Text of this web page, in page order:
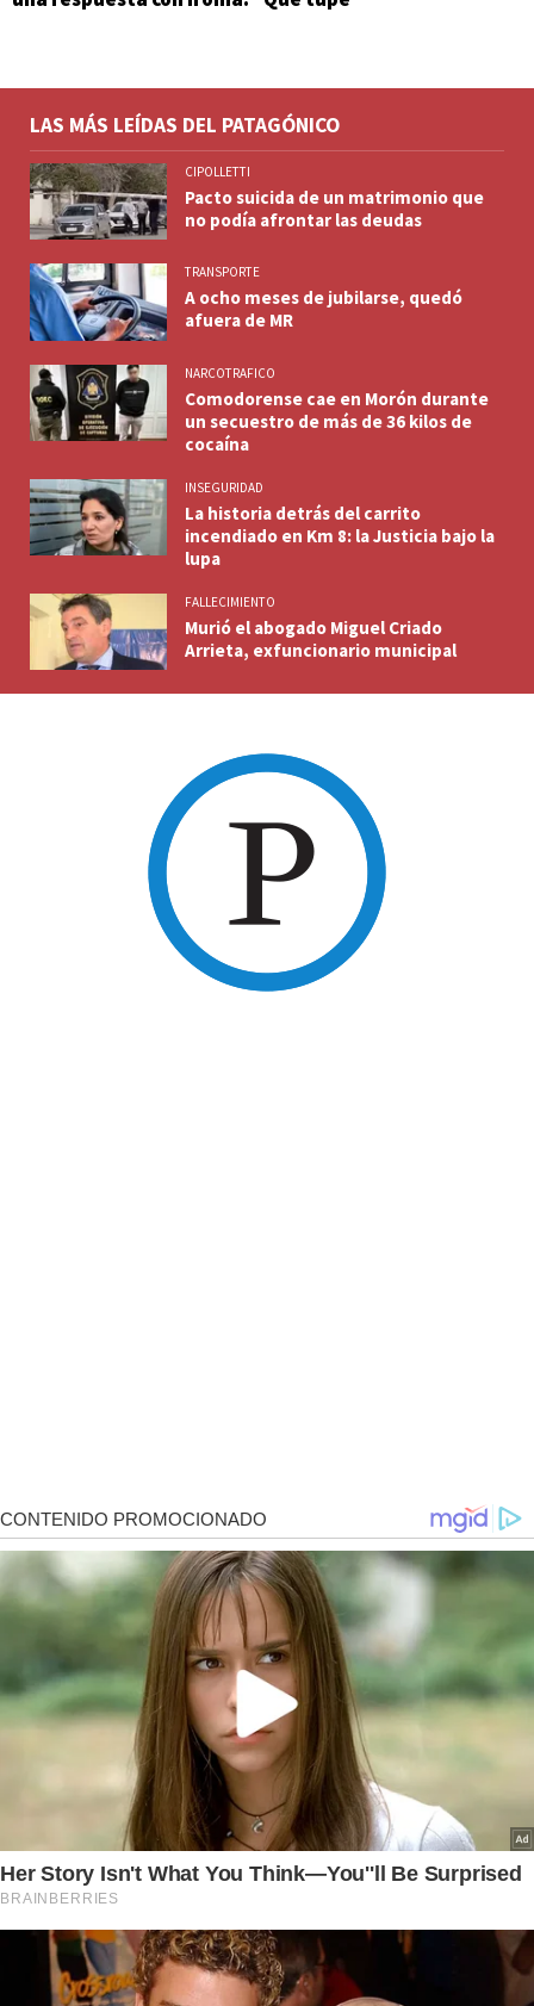
LAS MÁS LEÍDAS DEL PATAGÓNICO
CIPOLLETTI
Pacto suicida de un matrimonio que
no podía afrontar las deudas
TRANSPORTE
A ocho meses de jubilarse, quedó
afuera de MR
NARCOTRAFICO
Comodorense cae en Morón durante
un secuestro de más de 36 kilos de
cocaína
INSEGURIDAD
La historia detrás del carrito
incendiado en Km 8: la Justicia bajo la
lupa
FALLECIMIENTO
Murió el abogado Miguel Criado
Arrieta, exfuncionario municipal